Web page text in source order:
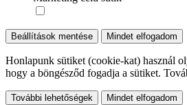
Beállítások mentése Mindet elfogadom
Honlapunk sütiket (cookie-kat) használ
hogy a böngésződ fogadja a sütiket.
További lehetőségek Mindet elfogadom